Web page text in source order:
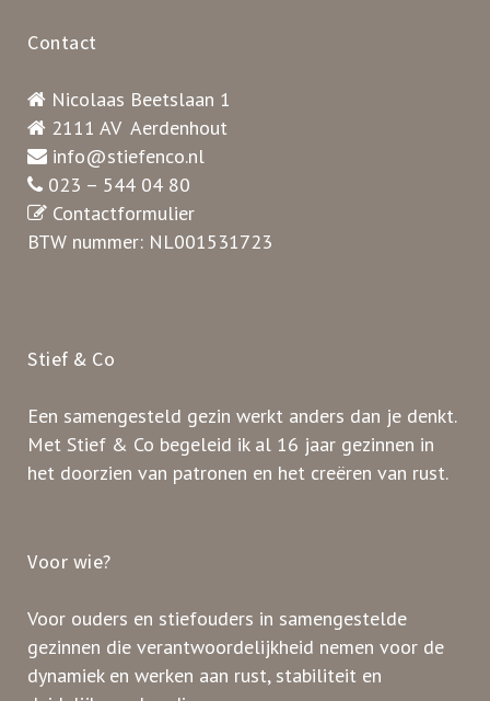
Contact
Nicolaas Beetslaan 1
2111 AV Aerdenhout
info@stiefenco.nl
023 – 544 04 80
Contactformulier
BTW nummer: NL001531723
Stief & Co
Een samengesteld gezin werkt anders dan je denkt.
Met Stief & Co begeleid ik al 16 jaar gezinnen in
het doorzien van patronen en het creëren van rust.
Voor wie?
Voor ouders en stiefouders in samengestelde
gezinnen die verantwoordelijkheid nemen voor de
dynamiek en werken aan rust, stabiliteit en